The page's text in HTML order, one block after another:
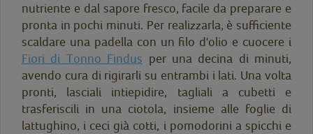
nutriente e dal sapore fresco, facile da preparare e
pronta in pochi minuti. Per realizzarla, è sufficiente
scaldare una padella con un filo d'olio e cuocere i
Fiori di Tonno Findus per una decina di minuti,
avendo cura di rigirarli su entrambi i lati. Una volta
pronti, lasciali intiepidire, tagliali a cubetti e
trasferiscili in una ciotola, insieme alle foglie di
lattughino, i ceci già cotti, i pomodorini a spicchi e